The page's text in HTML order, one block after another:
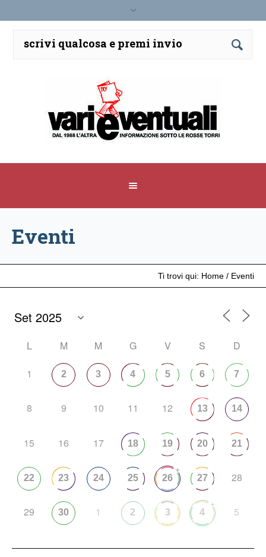
Eventi
Ti trovi qui: Home / Eventi
L M M G V S D
1 2 3 4 5 6 7
8 9 10 11 12 13 14
15 16 17 18 19 20 21
22 23 24 25 26
+
27 28
29 30 1 2 3 4
+
5